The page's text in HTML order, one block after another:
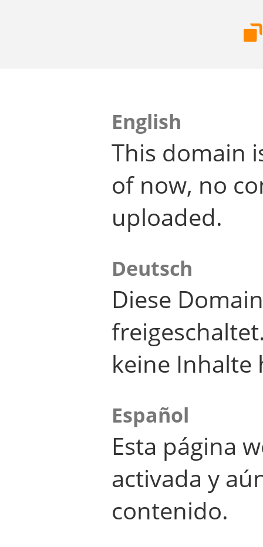
English
This domain
of now, no
uploaded.
Deutsch
Diese
keine Inhalte
Español
Esta página
activada y
contenido.